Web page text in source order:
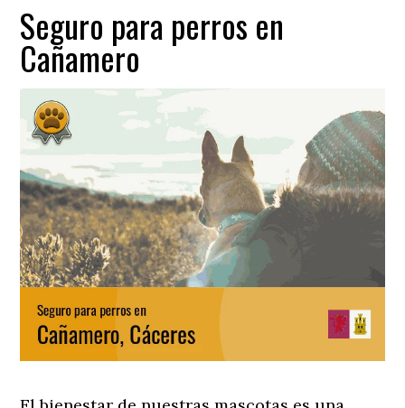
Seguro para perros en
Cañamero